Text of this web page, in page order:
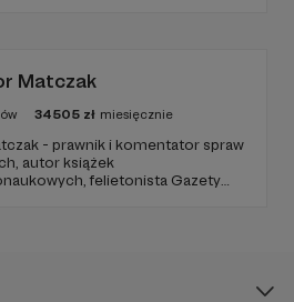
Matczak
34505 zł miesięcznie
- prawnik i komentator spraw
autor książek
felietonista Gazety